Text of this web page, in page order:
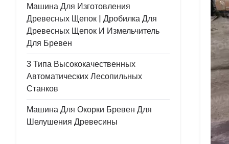
Машина Для Изготовления
Древесных Щепок | Дробилка Для
Древесных Щепок И Измельчитель
Для Бревен
3 Типа Высококачественных
Автоматических Лесопильных
Станков
Машина Для Окорки Бревен Для
Шелушения Древесины